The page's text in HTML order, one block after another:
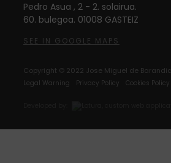
Pedro Asua , 2 - 2. solairua.
60. bulegoa. 01008 GASTEIZ
SEE IN GOOGLE MAPS
Copyright © 2022 Jose Miguel de
Legal Warning Privacy Policy Cookies Policy